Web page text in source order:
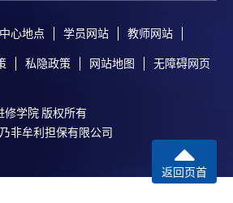
心地点 学员网站 教师网站
私隐政策 网站地图 无障碍网页
学院 版权所有
非牟利担保有限公司
返回页首